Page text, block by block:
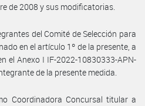
de 2008 y sus modificatorias.
del Comité de Selección para
en el artículo 1º de la presente, a
el Anexo I IF-2022-10830333-APN-
de la presente medida.
Coordinadora Concursal titular a